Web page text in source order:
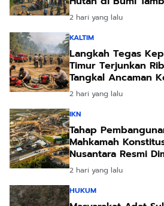
2 hari yang lalu
KALTIM
Langkah Tegas
Timur Terjunkan
Tangkal Ancaman
Akibat Kemarau
2 hari yang lalu
IKN
Tahap
Mahkamah
Nusantara Resmi
2 hari yang lalu
HUKUM